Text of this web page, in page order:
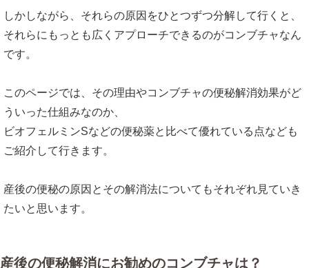
しかしながら、それらの原因をひとつずつ分解して行くと、
それらにもっとも広くアプローチできるのがコンブチャなん
です。
このページでは、その理由やコンブチャの便秘解消効果がど
ういった仕組みなのか、
ビオフェルミンSなどの便秘薬と比べて優れている点なども
ご紹介して行きます。
産後の便秘の原因とその解消法についてもそれぞれ見ていき
たいと思います。
産後の便秘解消にお勧めのコンブチャは？